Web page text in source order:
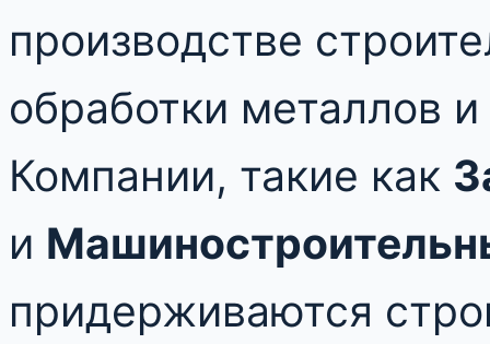
производстве
обработки металлов
Компании, такие как
и
придерживаются